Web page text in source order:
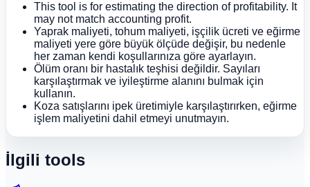
This tool is for estimating the direction of profitability. It
may not match accounting profit.
Yaprak maliyeti, tohum maliyeti, işçilik ücreti ve eğirme
maliyeti yere göre büyük ölçüde değişir, bu nedenle
her zaman kendi koşullarınıza göre ayarlayın.
Ölüm oranı bir hastalık teşhisi değildir. Sayıları
karşılaştırmak ve iyileştirme alanını bulmak için
kullanın.
Koza satışlarını ipek üretimiyle karşılaştırırken, eğirme
işlem maliyetini dahil etmeyi unutmayın.
İlgili tools